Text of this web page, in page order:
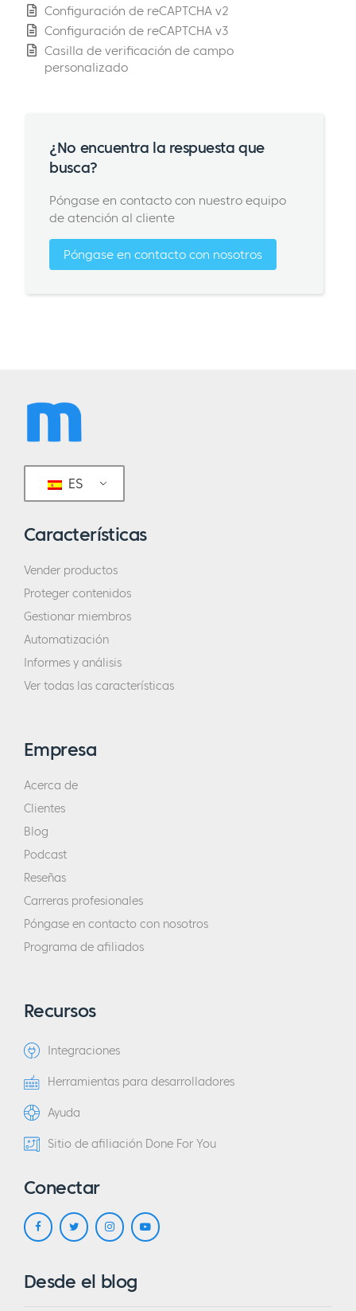
Configuración de reCAPTCHA v2
Configuración de reCAPTCHA v3
Casilla de verificación de campo
personalizado
¿No encuentra la respuesta que
busca?
Póngase en contacto con nuestro equipo
de atención al cliente
Póngase en contacto con nosotros
ES
Características
Vender productos
Proteger contenidos
Gestionar miembros
Automatización
Informes y análisis
Ver todas las características
Empresa
Acerca de
Clientes
Blog
Podcast
Reseñas
Carreras profesionales
Póngase en contacto con nosotros
Programa de afiliados
Recursos
Integraciones
Herramientas para desarrolladores
Ayuda
Sitio de afiliación Done For You
Conectar
Desde el blog